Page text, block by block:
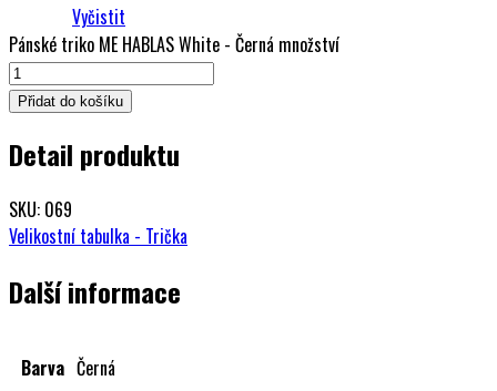
Vyčistit
Pánské triko ME HABLAS White - Černá množství
Přidat do košíku
Detail produktu
SKU: 069
Velikostní tabulka - Trička
Další informace
Barva Černá